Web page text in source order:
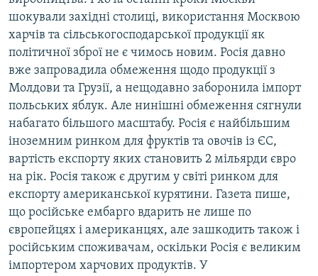
шокували західні столиці, використання Москвою
харчів та сільськогосподарської продукції як
політичної зброї не є чимось новим. Росія давно
вже запровадила обмеження щодо продукції з
Молдови та Грузії, а нещодавно заборонила імпорт
польських яблук. Але нинішні обмеження сягнули
набагато більшого масштабу. Росія є найбільшим
іноземним ринком для фруктів та овочів із ЄС,
вартість експорту яких становить 2 мільярди євро
на рік. Росія також є другим у світі ринком для
експорту американської курятини. Газета пише,
що російське ембарго вдарить не лише по
європейцях і американцях, але зашкодить також і
російським споживачам, оскільки Росія є великим
імпортером харчових продуктів. У